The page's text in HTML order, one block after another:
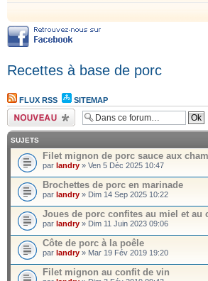
Recettes à base de porc
FLUX RSS
SITEMAP
Écrire un nouveau
sujet
SUJETS
Filet mignon de porc sauce aux
par landry » Ven 5 Déc 2025 10:47
Brochettes de porc en marinade
par landry » Dim 14 Sep 2025 10:22
Joues de porc confites au miel et au
par landry » Dim 11 Juin 2023 09:06
Côte de porc à la poêle
par landry » Mar 19 Fév 2019 19:20
Filet mignon au confit de vin